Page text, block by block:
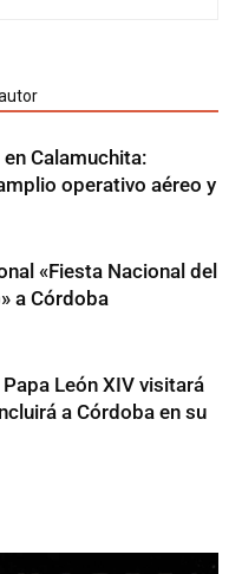
Calamuchita:
operativo aéreo y
«Fiesta Nacional del
a Córdoba
León XIV visitará
a Córdoba en su